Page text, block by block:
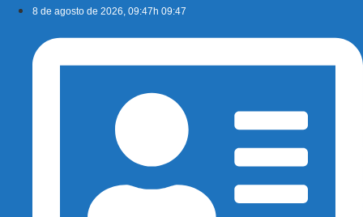
conteúdo
8 de agosto de 2026, 09:47h 09:47